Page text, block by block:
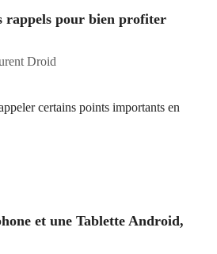
rappels pour bien profiter
Droid
certains points importants en
et une Tablette Android,